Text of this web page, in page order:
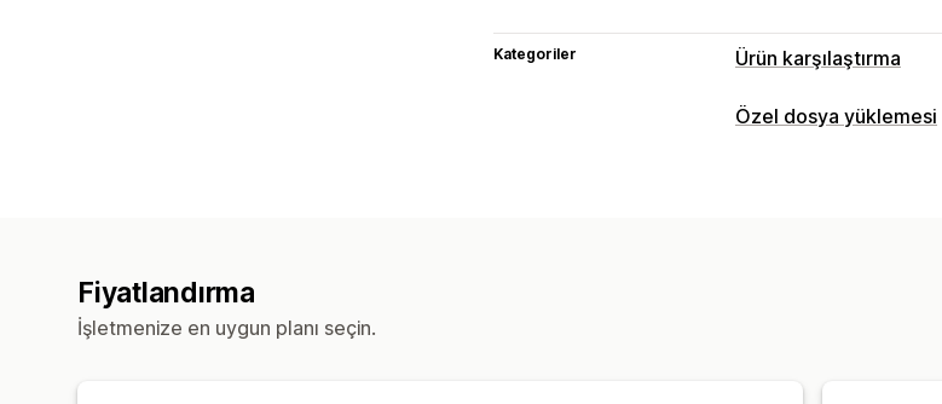
Kategoriler Ürün karşılaştırma
Karşılaştırma araçları
Özel dosya yüklemesi
Fiyatlandırma
İşletmenize en uygun planı seçin.